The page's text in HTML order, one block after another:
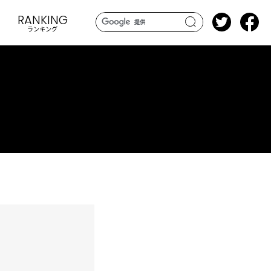
search
RANKING
ランキング